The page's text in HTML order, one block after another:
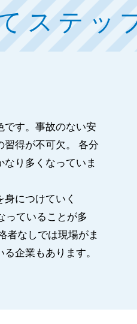
ステッ
です。事故のない安
得が不可欠。 各分
り多くなっていま
につけていく
っていることが多
者なしでは現場がま
企業もあります。